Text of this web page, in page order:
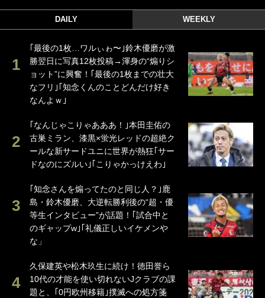
DAILY WEEKLY
｢最後の1枚…ワルぃゎ〜｣鈴木優磨が激
勝翌日に写真12枚投稿→渾身の“煽りシ
ョット”に興奮！｢最後の1枚までの壮大
なフリ｣｢知念くんのことどんだけ好き
なんよｗ｣
｢なんじゃこりゃあああ！｣本田圭佑の
古巣ミラン、漆黒×蛍光レッドの超絶ク
ールな新サードユニに世界が熱狂｢サー
ドなのにズルい｣｢こりゃかっけえわ｣
｢知念さんを煽ってたのと同じ人？｣鹿
島・鈴木優磨、大逆転勝利後の“超・優
等生インタビュー”が話題！｢試合中と
のギャップw｣｢礼儀正しいイケメンや
な」
久保建英や松木玖生に続け！徳田誉ら
10代の才能を使い切れないJクラブの課
題と、｢0円欧州移籍｣撲滅への処方箋